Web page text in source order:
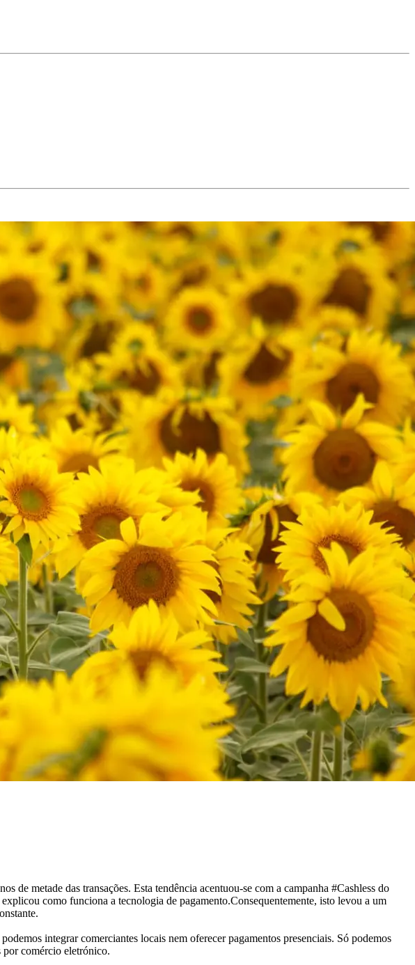
de metade das transações. Esta tendência acentuou-se com a campanha #Cashless do
como funciona a tecnologia de pagamento.Consequentemente, isto levou a um
integrar comerciantes locais nem oferecer pagamentos presenciais. Só podemos
por comércio eletrónico.